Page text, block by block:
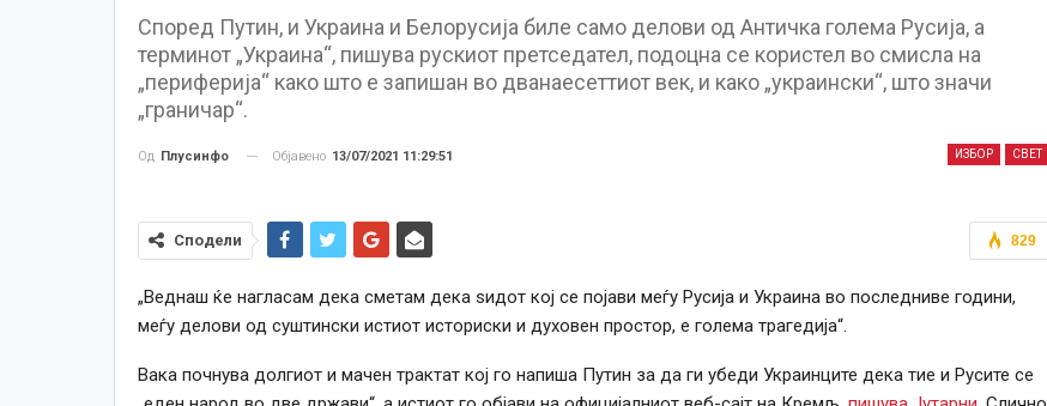
Според Путин, и Украина и Белорусија биле само делови од Античка голема Русија, а
терминот „Украина“, пишува рускиот претседател, подоцна се користел во смисла на
„периферија“ како што е запишан во дванаесеттиот век, и како „украински“, што значи
„граничар“.
ИЗБОР СВЕТ
Од Плусинфо Објавено 13/07/2021 11:29:51
829
Сподели
„Веднаш ќе нагласам дека сметам дека ѕидот кој се појави меѓу Русија и Украина во последниве години,
меѓу делови од суштински истиот историски и духовен простор, е голема трагедија“.
Вака почнува долгиот и мачен трактат кој го напиша Путин за да ги убеди Украинците дека тие и Русите се